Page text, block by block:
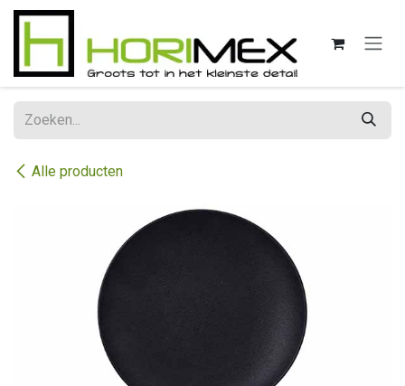
Overslaan naar inhoud
Alle producten